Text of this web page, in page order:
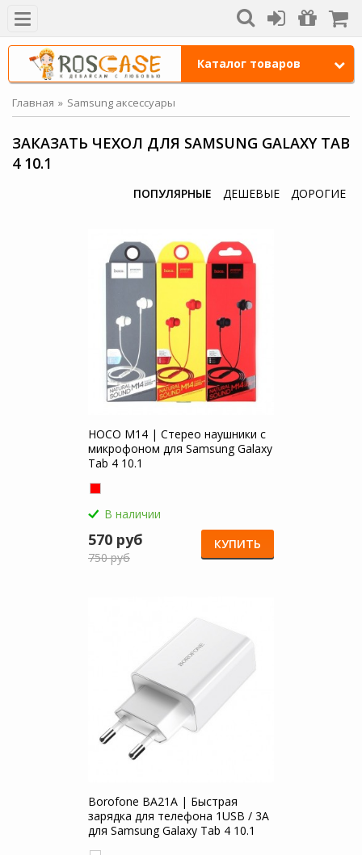
Каталог товаров
Главная Samsung аксессуары
ЗАКАЗАТЬ ЧЕХОЛ ДЛЯ SAMSUNG GALAXY TAB
4 10.1
ПОПУЛЯРНЫЕ ДЕШЕВЫЕ ДОРОГИЕ
HOCO M14 | Стерео наушники с
микрофоном для Samsung Galaxy
Tab 4 10.1
В наличии
570 руб
750 руб
КУПИТЬ
Borofone BA21A | Быстрая
зарядка для телефона 1USB / 3A
для Samsung Galaxy Tab 4 10.1